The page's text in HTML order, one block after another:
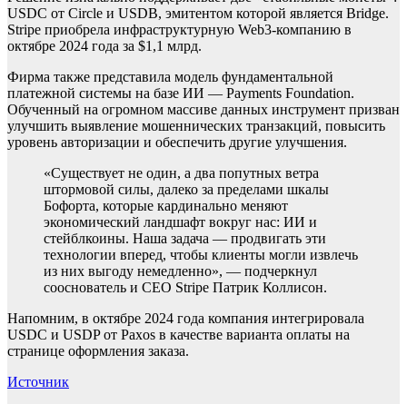
USDC от Circle и USDB, эмитентом которой является Bridge.
Stripe приобрела инфраструктурную Web3-компанию в
октябре 2024 года за $1,1 млрд.
Фирма также представила модель фундаментальной
платежной системы на базе ИИ — Payments Foundation.
Обученный на огромном массиве данных инструмент призван
улучшить выявление мошеннических транзакций, повысить
уровень авторизации и обеспечить другие улучшения.
«Существует не один, а два попутных ветра
штормовой силы, далеко за пределами шкалы
Бофорта, которые кардинально меняют
экономический ландшафт вокруг нас: ИИ и
стейблкоины. Наша задача — продвигать эти
технологии вперед, чтобы клиенты могли извлечь
из них выгоду немедленно», — подчеркнул
сооснователь и CEO Stripe Патрик Коллисон.
Напомним, в октябре 2024 года компания интегрировала
USDC и USDP от Paxos в качестве варианта оплаты на
странице оформления заказа.
Источник